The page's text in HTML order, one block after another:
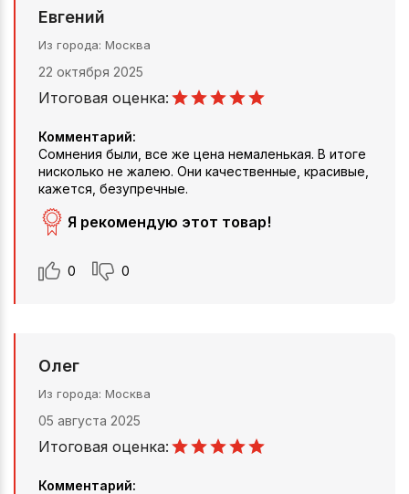
Евгений
Из города Москва
22 октября 2025
Итоговая оценка:
Комментарий:
Сомнения были, все же цена немаленькая. В итоге
нисколько не жалею. Они качественные, красивые,
кажется, безупречные.
Я рекомендую этот товар!
0 0
Олег
Из города Москва
05 августа 2025
Итоговая оценка:
Комментарий: